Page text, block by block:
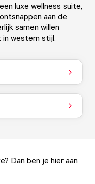
luxe wellness suite,
aan de
samen willen
in western stijl.
Dan ben je hier aan